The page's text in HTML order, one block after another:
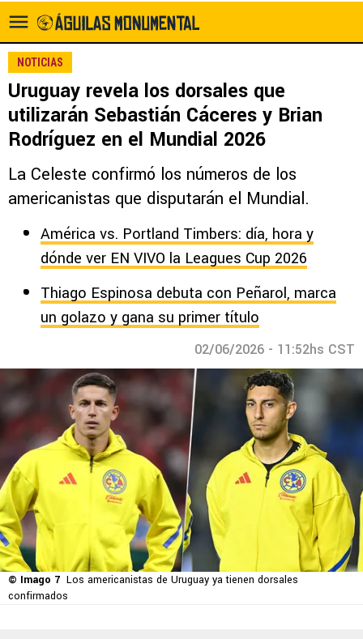
NOTICIAS
Uruguay revela los dorsales que
utilizarán Sebastián Cáceres y Brian
Rodríguez en el Mundial 2026
La Celeste confirmó los números de los
americanistas que disputarán el Mundial.
América vs. Portland Timbers: día, hora y
dónde ver EN VIVO la Leagues Cup 2026
Thiago Espinosa debuta con Peñarol, marca
un golazo y gana su primer título
02/06/2026 - 11:52hs CST
© Imago 7 Los americanistas de Uruguay ya tienen dorsales
confirmados